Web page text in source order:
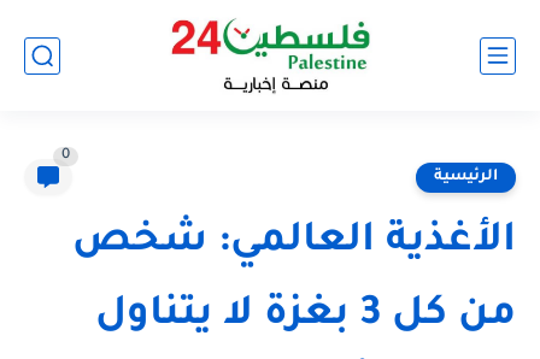
الرئيسية
0
الأغذية العالمي: شخص
من كل 3 بغزة لا يتناول